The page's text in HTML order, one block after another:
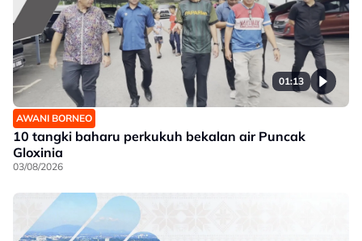
01:13
AWANI BORNEO
10 tangki baharu perkukuh bekalan air Puncak
Gloxinia
03/08/2026